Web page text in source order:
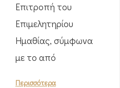
Επιτροπή του
Επιμελητηρίου
Ημαθίας, σύμφωνα
με το από
Περισσότερα